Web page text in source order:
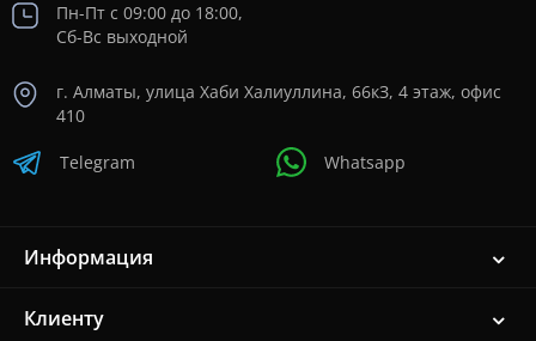
Пн-Пт с 09:00 до 18:00,
Сб-Вс выходной
г. Алматы, улица Хаби Халиуллина, 66кЗ, 4 этаж, офис
410
Telegram Whatsapp
Информация
Клиенту